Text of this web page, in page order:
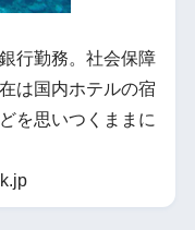
行勤務。社会保障
は国内ホテルの宿
を思いつくままに